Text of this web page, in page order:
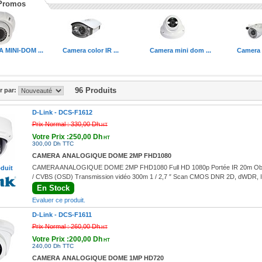
MINI-DOM ... Camera color IR ... Camera mini dom ... Camera
par: 96 Produits
D-Link - DCS-F1612
Prix Normal :330,00 DhHT
Votre Prix :250,00 DhHT
300,00 Dh TTC
CAMERA ANALOGIQUE DOME 2MP FHD1080
CAMERA ANALOGIQUE DOME 2MP FHD1080 Full HD 1080p Portée IR 20m
/ CVBS (OSD) Transmission vidéo 300m 1 / 2,7 ″ Scan CMOS DNR 2D, dWDR,
En Stock
Evaluer ce produit.
D-Link - DCS-F1611
Prix Normal :260,00 DhHT
Votre Prix :200,00 DhHT
240,00 Dh TTC
CAMERA ANALOGIQUE DOME 1MP HD720